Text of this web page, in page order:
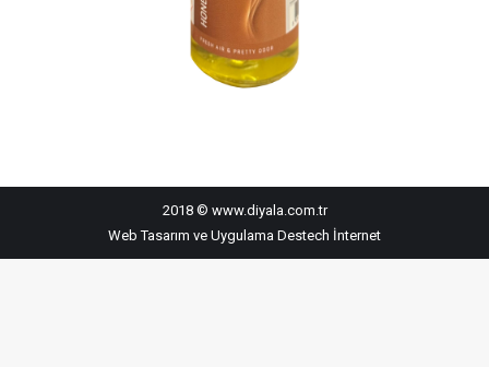
2018 © www.diyala.com.tr
Web Tasarım ve Uygulama Destech İnternet